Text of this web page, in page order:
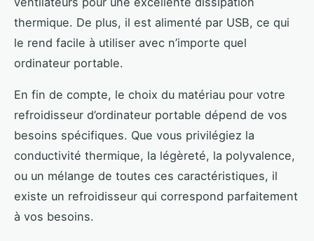
thermique. De plus, il est alimenté par USB, ce qui
le rend facile à utiliser avec n’importe quel
ordinateur portable.
En fin de compte, le choix du matériau pour votre
refroidisseur d’ordinateur portable dépend de vos
besoins spécifiques. Que vous privilégiez la
conductivité thermique, la légèreté, la polyvalence,
ou un mélange de toutes ces caractéristiques, il
existe un refroidisseur qui correspond parfaitement
à vos besoins.